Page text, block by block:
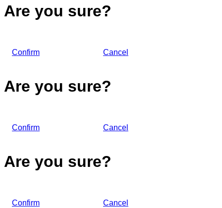
Are you sure?
Confirm Cancel
Are you sure?
Confirm Cancel
Are you sure?
Confirm Cancel